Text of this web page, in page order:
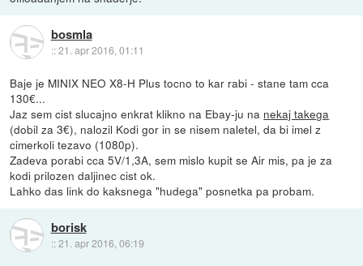
bosmla
::21. apr 2016, 01:11
Baje je MINIX NEO X8-H Plus tocno to kar rabi - stane tam cca
130€...
Jaz sem cist slucajno enkrat klikno na Ebay-ju na nekaj takega
(dobil za 3€), nalozil Kodi gor in se nisem naletel, da bi imel z
cimerkoli tezavo (1080p).
Zadeva porabi cca 5V/1,3A, sem mislo kupit se Air mis, pa je za
kodi prilozen daljinec cist ok.
Lahko das link do kaksnega "hudega" posnetka pa probam.
borisk
::21. apr 2016, 06:19